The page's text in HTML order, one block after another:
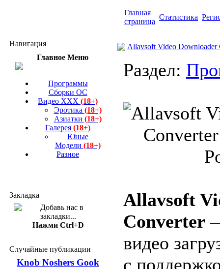
Главная
страница
Статистика
Навигация
Главное Меню
Программы
Сборки ОС
Видео ХХХ (18+)
Эротика (18+)
Азиатки (18+)
Галерея (18+)
Юные
Модели (18+)
Разное
Закладка
Нажми Ctrl+D
Случайные публикации
Knob Noshers Gook
Allavsoft Video Downloader
Раздел:
Allavsoft
Converter
видео
с